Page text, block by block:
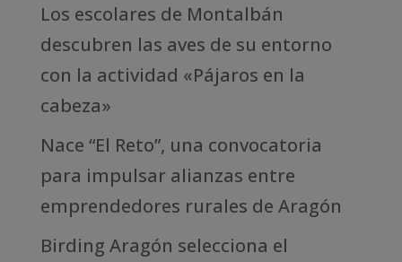
Los escolares de Montalbán
descubren las aves de su entorno
con la actividad «Pájaros en la
cabeza»
Nace “El Reto”, una convocatoria
para impulsar alianzas entre
emprendedores rurales de Aragón
Birding Aragón selecciona el